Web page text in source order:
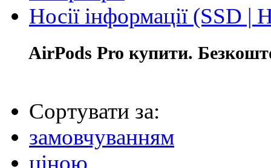
Носії інформації (SSD |
AirPods Pro купити.
Сортувати за:
замовчуванням
ціною